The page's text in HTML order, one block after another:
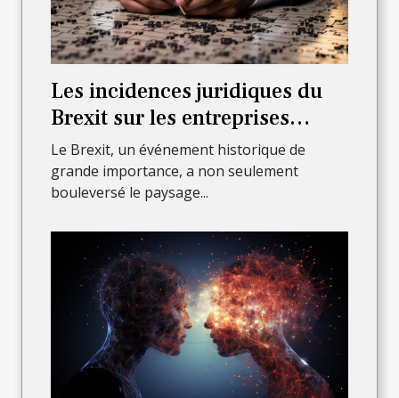
Les incidences juridiques du
Brexit sur les entreprises
françaises
Le Brexit, un événement historique de
grande importance, a non seulement
bouleversé le paysage...